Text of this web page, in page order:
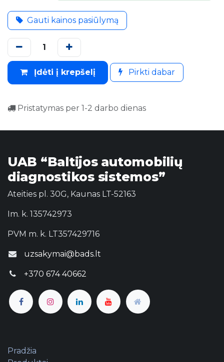
Gauti kainos pasiūlymą
Įdėti į krepšelį Pirkti dabar
Pristatymas per 1-2 darbo dienas
UAB “Baltijos automobilių
diagnostikos sistemos”
Ateities pl. 30G, Kaunas LT-52163
Im. k. 135742973
PVM m. k. LT357429716
uzsakymai@bads.lt
+370 674 40662
Pradžia